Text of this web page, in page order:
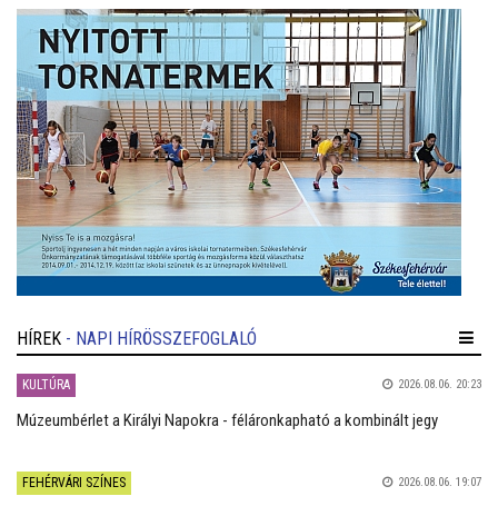
HÍREK - NAPI HÍRÖSSZEFOGLALÓ
KULTÚRA 2026.08.06. 20:23
Múzeumbérlet a Királyi Napokra - féláronkapható a kombinált jegy
FEHÉRVÁRI SZÍNES 2026.08.06. 19:07